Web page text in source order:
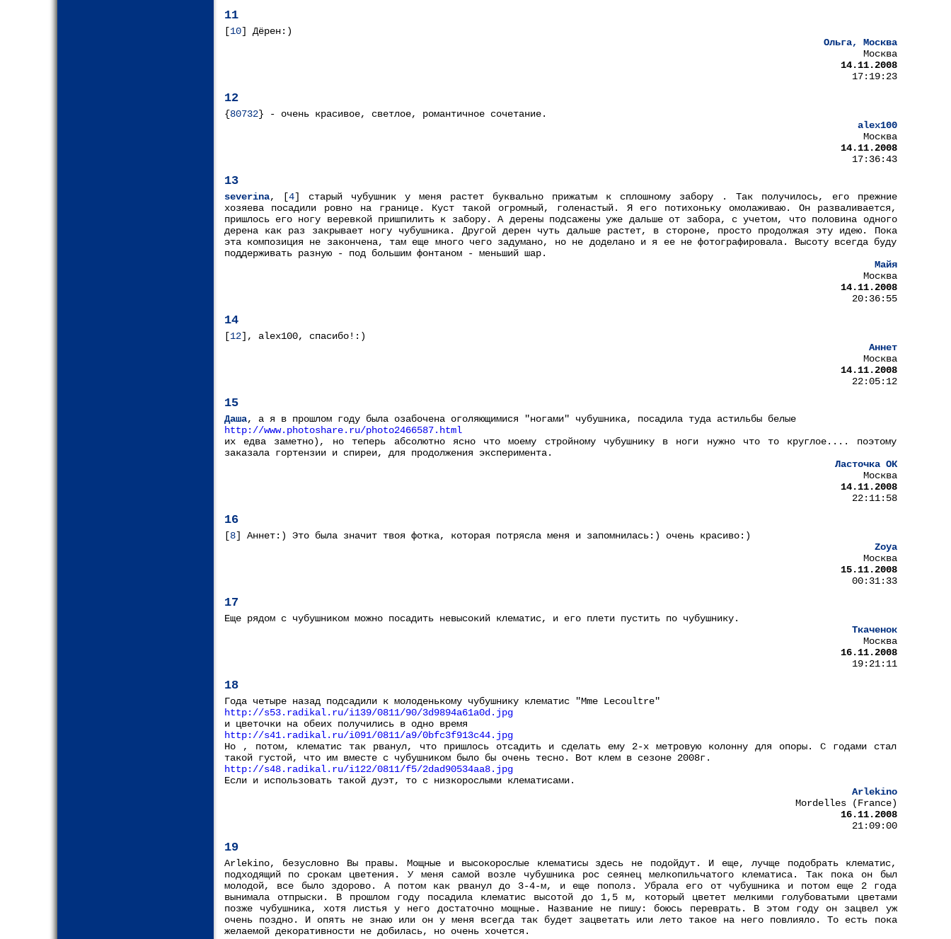
11
[10] Дёрен:)
Ольга, Москва
Москва
14.11.2008
17:19:23
12
{80732} - очень красивое, светлое, романтичное сочетание.
alex100
Москва
14.11.2008
17:36:43
13
severina, [4] старый чубушник у меня растет буквально прижатым к сплошному забору . Так получилось, его прежние
хозяева посадили ровно на границе. Куст такой огромный, голенастый. Я его потихоньку омолаживаю. Он разваливается,
пришлось его ногу веревкой пришпилить к забору. А дерены подсажены уже дальше от забора, с учетом, что половина одного
дерена как раз закрывает ногу чубушника. Другой дерен чуть дальше растет, в стороне, просто продолжая эту идею. Пока
эта композиция не закончена, там еще много чего задумано, но не доделано и я ее не фотографировала. Высоту всегда буду
поддерживать разную - под большим фонтаном - меньший шар.
Майя
Москва
14.11.2008
20:36:55
14
[12], alex100, спасибо!:)
Аннет
Москва
14.11.2008
22:05:12
15
Даша, а я в прошлом году была озабочена оголяющимися "ногами" чубушника, посадила туда астильбы белые
http://www.photoshare.ru/photo2466587.html
их едва заметно), но теперь абсолютно ясно что моему стройному чубушнику в ноги нужно что то круглое.... поэтому
заказала гортензии и спиреи, для продолжения эксперимента.
Ласточка ОК
Москва
14.11.2008
22:11:58
16
[8] Аннет:) Это была значит твоя фотка, которая потрясла меня и запомнилась:) очень красиво:)
Zoya
Москва
15.11.2008
00:31:33
17
Еще рядом с чубушником можно посадить невысокий клематис, и его плети пустить по чубушнику.
Ткаченок
Москва
16.11.2008
19:21:11
18
Года четыре назад подсадили к молоденькому чубушнику клематис "Mme Lecoultre"
http://s53.radikal.ru/i139/0811/90/3d9894a61a0d.jpg
и цветочки на обеих получились в одно время
http://s41.radikal.ru/i091/0811/a9/0bfc3f913c44.jpg
Но , потом, клематис так рванул, что пришлось отсадить и сделать ему 2-х метровую колонну для опоры. С годами стал
такой густой, что им вместе с чубушником было бы очень тесно. Вот клем в сезоне 2008г.
http://s48.radikal.ru/i122/0811/f5/2dad90534aa8.jpg
Если и использовать такой дуэт, то с низкорослыми клематисами.
Arlekino
Mordelles (France)
16.11.2008
21:09:00
19
Arlekino, безусловно Вы правы. Мощные и высокорослые клематисы здесь не подойдут. И еще, лучще подобрать клематис,
подходящий по срокам цветения. У меня самой возле чубушника рос сеянец мелкопильчатого клематиса. Так пока он был
молодой, все было здорово. А потом как рванул до 3-4-м, и еще пополз. Убрала его от чубушника и потом еще 2 года
вынимала отпрыски. В прошлом году посадила клематис высотой до 1,5 м, который цветет мелкими голубоватыми цветами
позже чубушника, хотя листья у него достаточно мощные. Название не пишу: боюсь переврать. В этом году он зацвел уж
очень поздно. И опять не знаю или он у меня всегда так будет зацветать или лето такое на него повлияло. То есть пока
желаемой декоративности не добилась, но очень хочется.